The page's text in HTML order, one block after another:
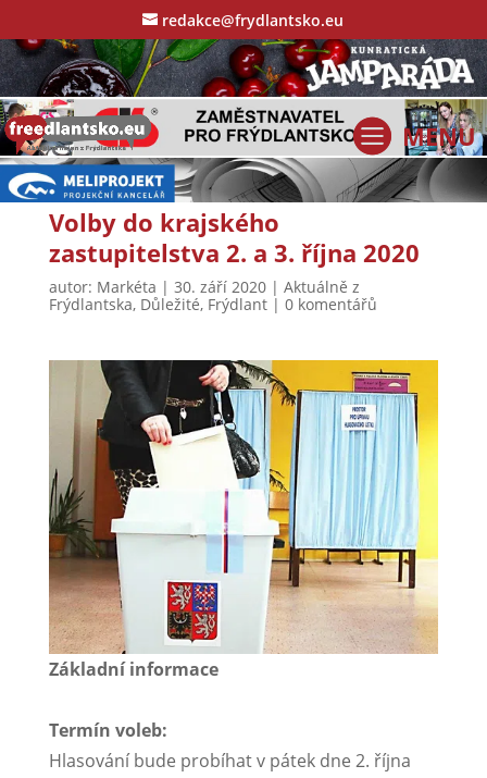
redakce@frydlantsko.eu
Volby do krajského
zastupitelstva 2. a 3. října 2020
autor: Markéta | 30. září 2020| Aktuálně z
Frýdlantska, Důležité, Frýdlant| 0 komentářů
Základní informace
Termín voleb:
Hlasování bude probíhat v pátek dne 2. října